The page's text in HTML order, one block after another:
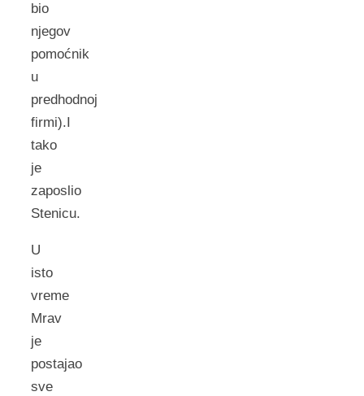
bio
njegov
pomoćnik
u
predhodnoj
firmi).I
tako
je
zaposlio
Stenicu.
U
isto
vreme
Mrav
je
postajao
sve